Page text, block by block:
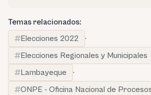
Temas relacionados:
Elecciones 2022
·
Elecciones Regionales y Municipales
Lambayeque
·
ONPE - Oficina Nacional de